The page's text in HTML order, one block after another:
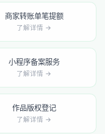
商家转账单笔提额
了解详情 →
小程序备案服务
了解详情 →
作品版权登记
了解详情 →